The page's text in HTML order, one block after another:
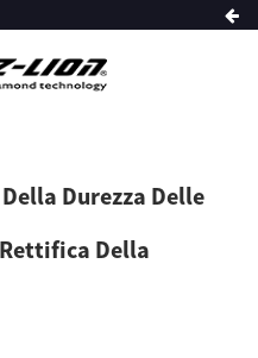
Durezza Delle
Della